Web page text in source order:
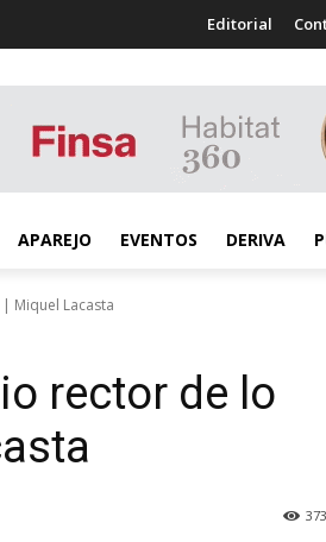
Editorial
APAREJO EVENTOS DERIVA
Miquel Lacasta
rector de lo